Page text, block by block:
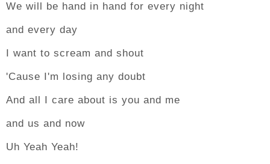
We will be hand in hand for every night
and every day
I want to scream and shout
'Cause I'm losing any doubt
And all I care about is you and me
and us and now
Uh Yeah Yeah!